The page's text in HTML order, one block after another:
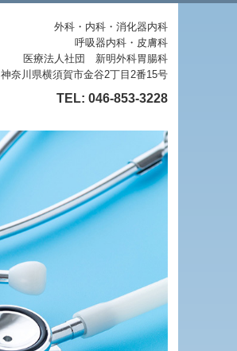
外科・内科・消化器内科
呼吸器内科・皮膚科
医療法人社団 新明外科胃腸科
神奈川県横須賀市金谷2丁目2番15号
TEL: 046-853-3228